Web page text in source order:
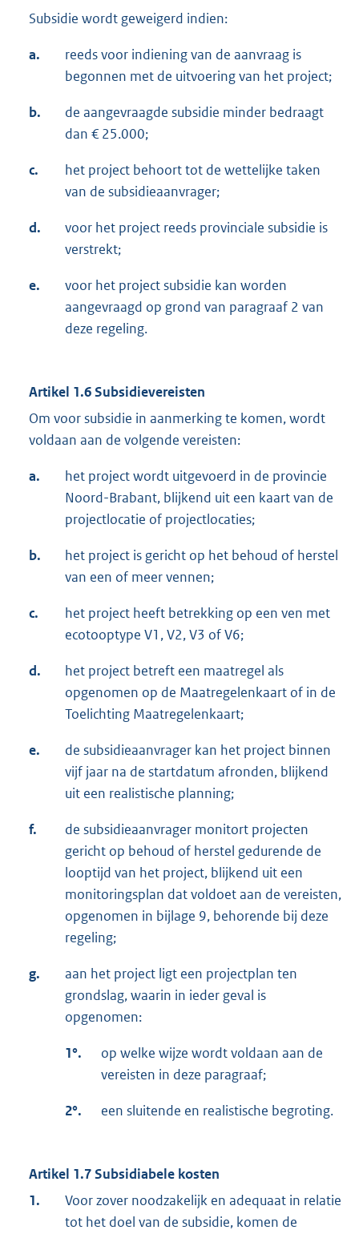
Subsidie wordt geweigerd indien:
a.
reeds voor indiening van de aanvraag is
begonnen met de uitvoering van het project;
b.
de aangevraagde subsidie minder bedraagt
dan € 25.000;
c.
het project behoort tot de wettelijke taken
van de subsidieaanvrager;
d.
voor het project reeds provinciale subsidie is
verstrekt;
e.
voor het project subsidie kan worden
aangevraagd op grond van paragraaf 2 van
deze regeling.
Artikel 1.6 Subsidievereisten
Om voor subsidie in aanmerking te komen, wordt
voldaan aan de volgende vereisten:
a.
het project wordt uitgevoerd in de provincie
Noord-Brabant, blijkend uit een kaart van de
projectlocatie of projectlocaties;
b.
het project is gericht op het behoud of herstel
van een of meer vennen;
c.
het project heeft betrekking op een ven met
ecotooptype V1, V2, V3 of V6;
d.
het project betreft een maatregel als
opgenomen op de Maatregelenkaart of in de
Toelichting Maatregelenkaart;
e.
de subsidieaanvrager kan het project binnen
vijf jaar na de startdatum afronden, blijkend
uit een realistische planning;
f.
de subsidieaanvrager monitort projecten
gericht op behoud of herstel gedurende de
looptijd van het project, blijkend uit een
monitoringsplan dat voldoet aan de vereisten,
opgenomen in bijlage 9, behorende bij deze
regeling;
g.
aan het project ligt een projectplan ten
grondslag, waarin in ieder geval is
opgenomen:
1°.
op welke wijze wordt voldaan aan de
vereisten in deze paragraaf;
2°. een sluitende en realistische begroting.
Artikel 1.7 Subsidiabele kosten
1.
Voor zover noodzakelijk en adequaat in relatie
tot het doel van de subsidie, komen de